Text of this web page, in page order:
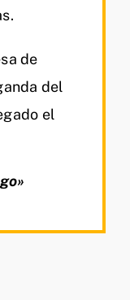
de
del
el